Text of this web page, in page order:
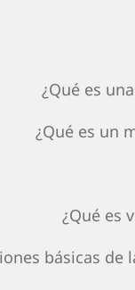
¿Qué es
¿Qué es un
¿Qué es
básicas de